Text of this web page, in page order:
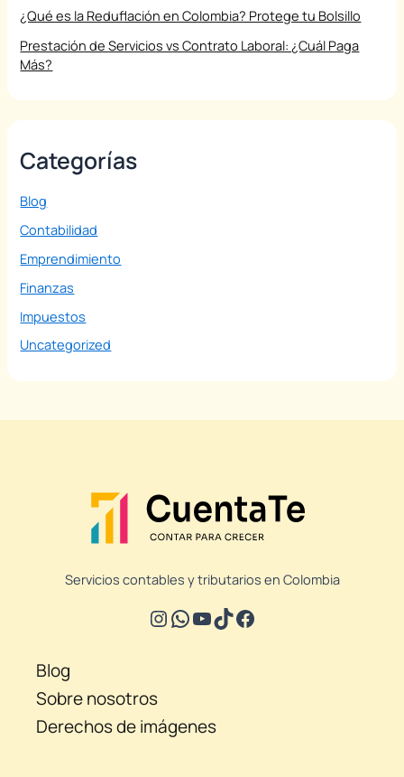
¿Qué es la Reduflación en Colombia? Protege tu Bolsillo
Prestación de Servicios vs Contrato Laboral: ¿Cuál Paga
Más?
Categorías
Blog
Contabilidad
Emprendimiento
Finanzas
Impuestos
Uncategorized
Servicios contables y tributarios en Colombia
Blog
Sobre nosotros
Derechos de imágenes